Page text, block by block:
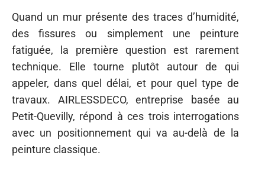
Quand un mur présente des traces d’humidité,
des fissures ou simplement une peinture
fatiguée, la première question est rarement
technique. Elle tourne plutôt autour de qui
appeler, dans quel délai, et pour quel type de
travaux. AIRLESSDECO, entreprise basée au
Petit-Quevilly, répond à ces trois interrogations
avec un positionnement qui va au-delà de la
peinture classique.